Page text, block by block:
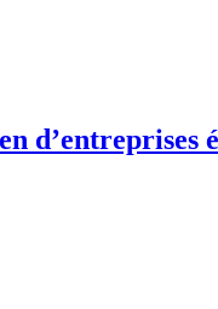
d’entreprises